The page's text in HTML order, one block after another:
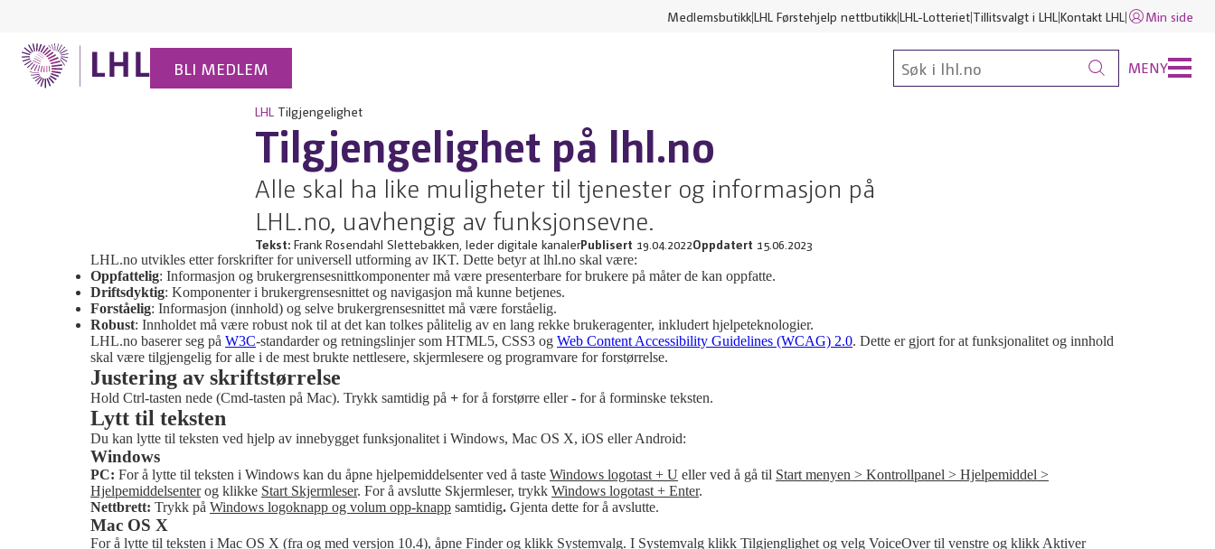
MedlemsbutikkLHL Førstehjelp nettbutikkLHL-Lotteriet Tillitsvalgt i LHL Kontakt LHL Min side
BLI MEDLEM MENY
LHL Tilgjengelighet
Tilgjengelighet på lhl.no
Alle skal ha like muligheter til tjenester og informasjon på
LHL.no, uavhengig av funksjonsevne.
Tekst: Frank Rosendahl Slettebakken, leder digitale kanalerPublisert 19.04.2022Oppdatert 15.06.2023
LHL.no utvikles etter forskrifter for universell utforming av IKT. Dette betyr at lhl.no skal være:
Oppfattelig: Informasjon og brukergrensesnittkomponenter må være presenterbare for brukere på måter de kan oppfatte.
Driftsdyktig: Komponenter i brukergrensesnittet og navigasjon må kunne betjenes.
Forståelig: Informasjon (innhold) og selve brukergrensesnittet må være forståelig.
Robust: Innholdet må være robust nok til at det kan tolkes pålitelig av en lang rekke brukeragenter, inkludert hjelpeteknologier.
LHL.no baserer seg på W3C-standarder og retningslinjer som HTML5, CSS3 og Web Content Accessibility Guidelines (WCAG) 2.0. Dette er gjort for at funksjonalitet og innhold
skal være tilgjengelig for alle i de mest brukte nettlesere, skjermlesere og programvare for forstørrelse.
Justering av skriftstørrelse
Hold Ctrl-tasten nede (Cmd-tasten på Mac). Trykk samtidig på + for å forstørre eller- for å forminske teksten.
Lytt til teksten
Du kan lytte til teksten ved hjelp av innebygget funksjonalitet i Windows, Mac OS X, iOS eller Android:
Windows
PC: For å lytte til teksten i Windows kan du åpne hjelpemiddelsenter ved å taste Windows logotast + U eller ved å gå til Start menyen > Kontrollpanel > Hjelpemiddel >
Hjelpemiddelsenterog klikke Start Skjermleser. For å avslutte Skjermleser, trykk Windows logotast + Enter.
Nettbrett: Trykk på Windows logoknapp og volum opp-knapp samtidig. Gjenta dette for å avslutte.
Mac OS X
For å lytte til teksten i Mac OS X (fra og med versjon 10.4), åpne Finderog klikk Systemvalg. I Systemvalg klikk Tilgjenglighet og velg VoiceOvertil venstre og klikk Aktiver